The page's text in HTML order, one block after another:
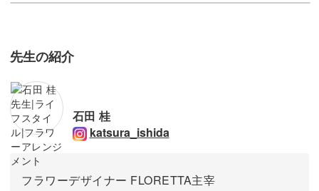
先生の紹介
石田 桂
katsura_ishida
フラワーデザイナー FLORETTA主宰